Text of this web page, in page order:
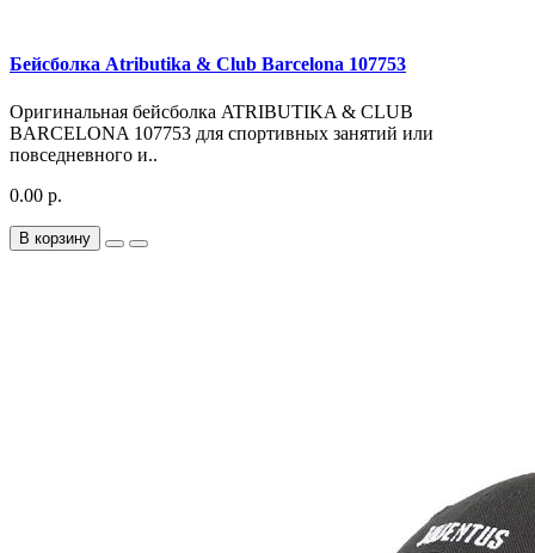
Бейсболка Atributika & Club Barcelona 107753
Оригинальная бейсболка ATRIBUTIKA & CLUB
BARCELONA 107753 для спортивных занятий или
повседневного и..
0.00 р.
В корзину